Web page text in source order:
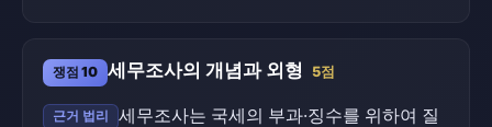
쟁점 10 세무조사의 개념과 외형 5점
근거 법리
세무조사는 국세의 부과·징수를 위하여 질